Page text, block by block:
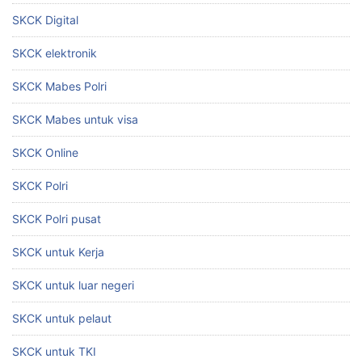
SKCK Digital
SKCK elektronik
SKCK Mabes Polri
SKCK Mabes untuk visa
SKCK Online
SKCK Polri
SKCK Polri pusat
SKCK untuk Kerja
SKCK untuk luar negeri
SKCK untuk pelaut
SKCK untuk TKI